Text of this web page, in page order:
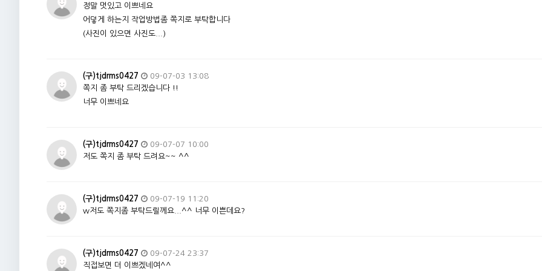
정말 멋있고 이쁘네요
어덯게 하는지 작업방법좀 쪽지로 부탁합니다
(사진이 있으면 사진도...)
(구)tjdrms0427
09-07-03 13:08
쪽지 좀 부탁 드리겠습니다 !!
너무 이쁘네요
(구)tjdrms0427
09-07-07 10:00
저도 쪽지 좀 부탁 드려요~~ ^^
(구)tjdrms0427
09-07-19 11:20
w저도 쪽지좀 부탁드릴께요...^^ 너무 이쁜데요?
(구)tjdrms0427
09-07-24 23:37
직접보면 더 이쁘겠네여^^